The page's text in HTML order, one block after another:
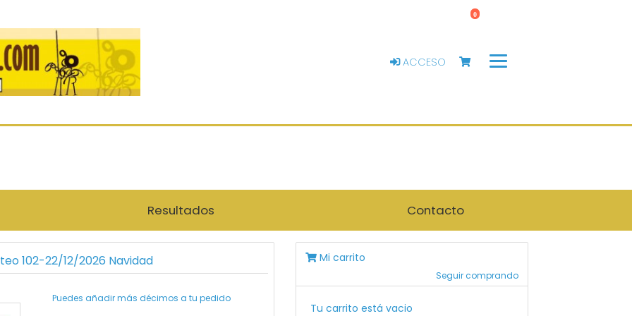
ACCESO
0
Resultados Contacto
102-22/12/2026 Navidad
Puedes añadir más décimos a tu pedido
Mi carrito
Seguir comprando
Tu carrito está vacio